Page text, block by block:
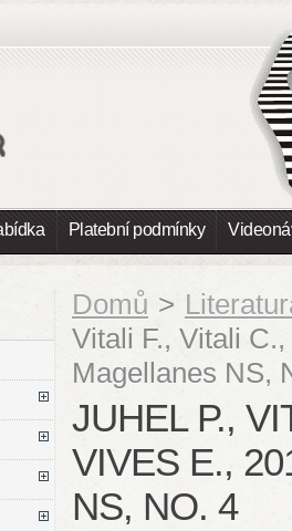
Platební podmínky
Domů >
Vitali F., Vitali
Magellanes NS,
JUHEL P.,
VIVES E.,
NS, NO. 4